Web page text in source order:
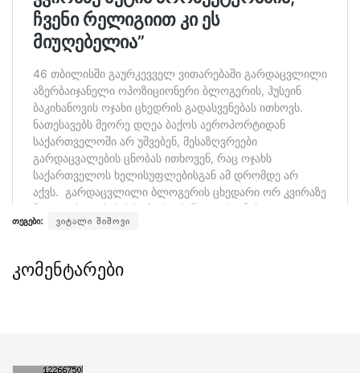
თეგები: ვიტალი შიშოვი
კომენტარები